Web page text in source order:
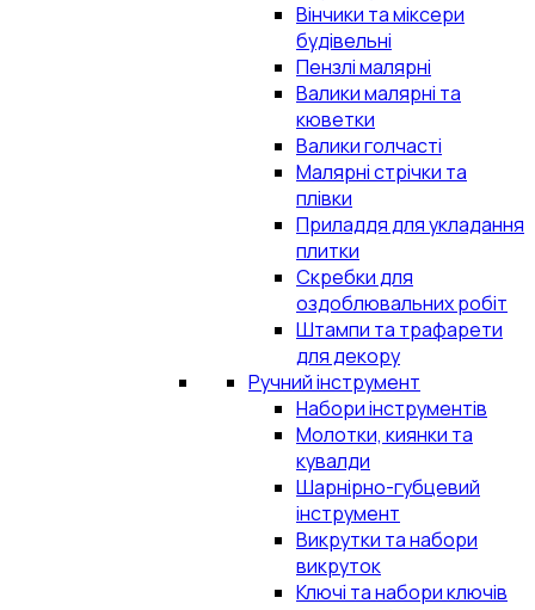
Вінчики та міксери
будівельні
Пензлі малярні
Валики малярні та
кюветки
Валики голчасті
Малярні стрічки та
плівки
Приладдя для укладання
плитки
Скребки для
оздоблювальних робіт
Штампи та трафарети
для декору
Ручний інструмент
Набори інструментів
Молотки, киянки та
кувалди
Шарнірно-губцевий
інструмент
Викрутки та набори
викруток
Ключі та набори ключів